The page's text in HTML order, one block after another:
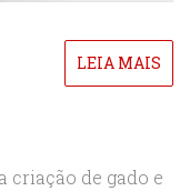
LEIA MAIS
criação de gado e